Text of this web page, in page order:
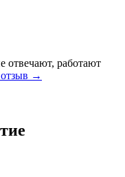
отвечают, работают
отзыв →